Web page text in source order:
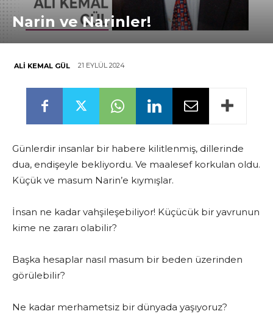
Narin ve Narinler!
ALI KEMAL GÜL 21 EYLÜL 2024
Günlerdir insanlar bir habere kilitlenmiş, dillerinde
dua, endişeyle bekliyordu. Ve maalesef korkulan oldu.
Küçük ve masum Narin’e kıymışlar.
İnsan ne kadar vahşileşebiliyor! Küçücük bir yavrunun
kime ne zararı olabilir?
Başka hesaplar nasıl masum bir beden üzerinden
görülebilir?
Ne kadar merhametsiz bir dünyada yaşıyoruz?